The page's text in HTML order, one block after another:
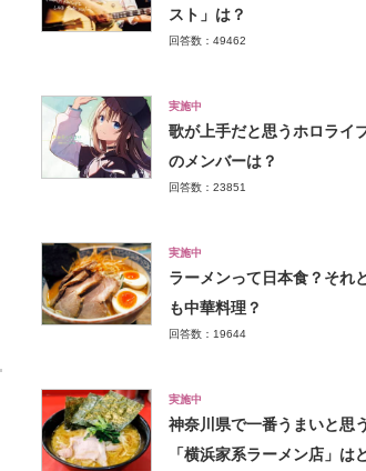
スト」は？
回答数：49462
実施中
歌が上手だと思うホロライ
のメンバーは？
回答数：23851
実施中
ラーメンって日本食？それ
も中華料理？
回答数：19644
実施中
神奈川県で一番うまいと思う
「横浜家系ラーメン店」は